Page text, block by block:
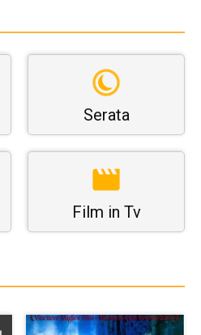
Serata
Film in Tv